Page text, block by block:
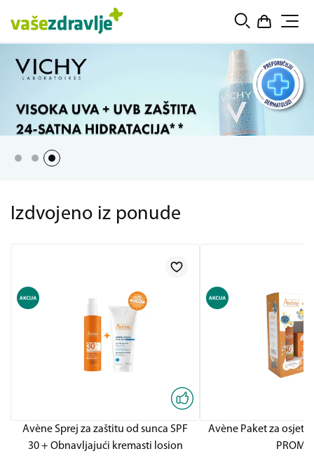
Izdvojeno iz ponude
Avène Sprej za zaštitu od sunca SPF
30 + Obnavljajući kremasti losion
Avène Paket za
PROMO